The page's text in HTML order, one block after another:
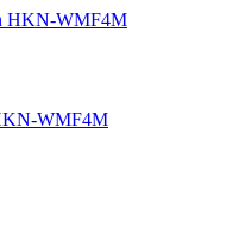
WMF4M